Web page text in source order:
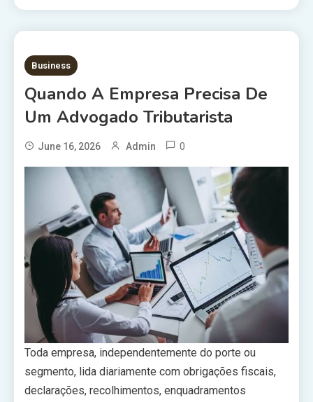
4 MINS READ
Business
Quando A Empresa Precisa De
Um Advogado Tributarista
June 16, 2026 Admin 0
Toda empresa, independentemente do porte ou
segmento, lida diariamente com obrigações fiscais,
declarações, recolhimentos, enquadramentos